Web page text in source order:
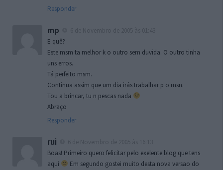
Responder
mp
E quê?
Este msm ta melhor k o outro sem duvida. O outro tinha
uns erros.
Tá perfeito msm.
Continua assim que um dia irás trabalhar p o msn.
Tou a brincar, tu n pescas nada
Abraço
Responder
rui
Boas! Primeiro quero felicitar pelo exelente blog que tens
aqui
Em segundo gostei muito desta nova versao do